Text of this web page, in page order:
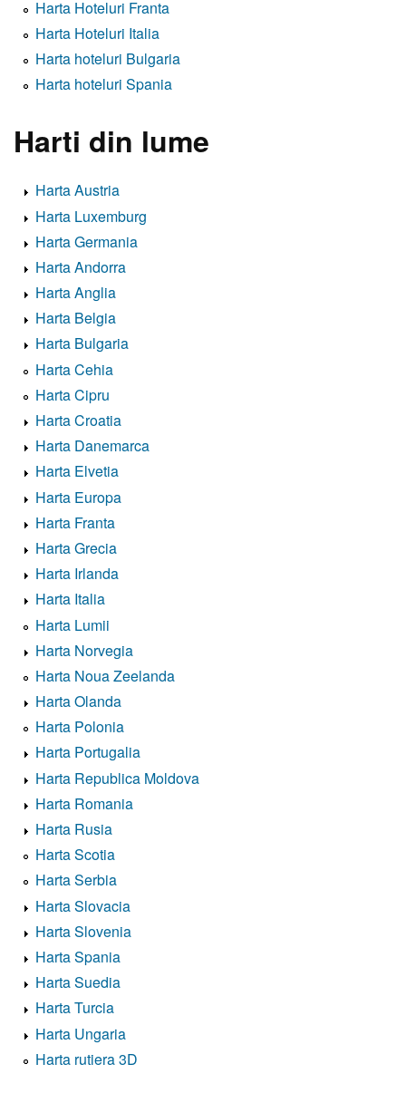
Harta Hoteluri Franta
Harta Hoteluri Italia
Harta hoteluri Bulgaria
Harta hoteluri Spania
Harti din lume
Harta Austria
Harta Luxemburg
Harta Germania
Harta Andorra
Harta Anglia
Harta Belgia
Harta Bulgaria
Harta Cehia
Harta Cipru
Harta Croatia
Harta Danemarca
Harta Elvetia
Harta Europa
Harta Franta
Harta Grecia
Harta Irlanda
Harta Italia
Harta Lumii
Harta Norvegia
Harta Noua Zeelanda
Harta Olanda
Harta Polonia
Harta Portugalia
Harta Republica Moldova
Harta Romania
Harta Rusia
Harta Scotia
Harta Serbia
Harta Slovacia
Harta Slovenia
Harta Spania
Harta Suedia
Harta Turcia
Harta Ungaria
Harta rutiera 3D